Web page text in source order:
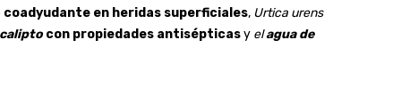
coadyudante en heridas superficiales, Urtica urens
con propiedades antisépticasy elagua de